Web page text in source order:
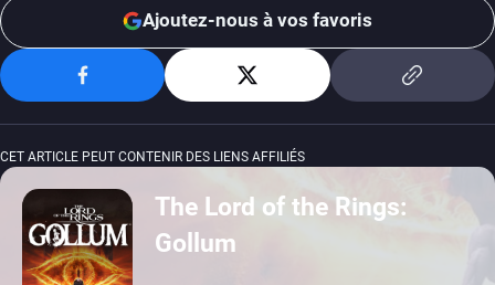
Ajoutez-nous à vos favoris
CET ARTICLE PEUT CONTENIR DES LIENS AFFILIÉS
The Lord of the Rings:
Gollum